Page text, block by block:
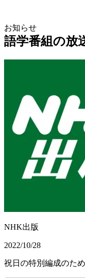
お知らせ
語学番組の放
NHK出版
2022/10/28
祝日の特別編成のた